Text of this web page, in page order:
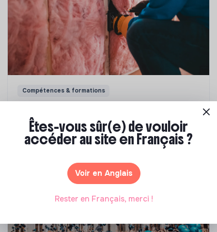
Compétences & formations
énergétique des bâtiments
Marianne Roussel • 21 janvier 2025
Êtes-vous sûr(e) de vouloir
accéder au site en Français ?
Voir en Anglais
Rester en Français, merci !